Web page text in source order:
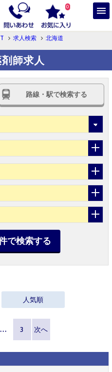
0
求人検索
北海道
師求人
路線・駅で検索する
で検索する
人気順
… 3 次へ